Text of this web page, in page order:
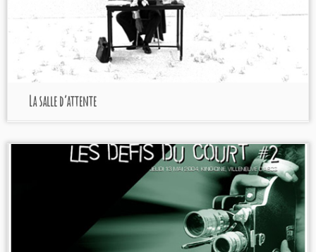
La salle d’attente
Programmation 2004Kino-Ciné à Villeneuve